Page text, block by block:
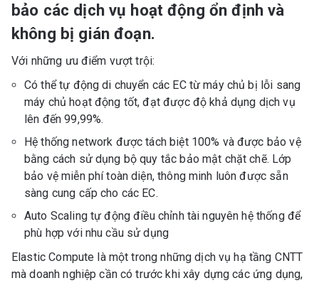
bảo các dịch vụ hoạt động ổn định và
không bị gián đoạn.
Với những ưu điểm vượt trội:
Có thể tự động di chuyển các EC từ máy chủ bị lỗi sang
máy chủ hoạt động tốt, đạt được độ khả dụng dịch vụ
lên đến 99,99%.
Hệ thống network được tách biệt 100% và được bảo vệ
bằng cách sử dụng bộ quy tắc bảo mật chặt chẽ. Lớp
bảo vệ miễn phí toàn diện, thông minh luôn được sẵn
sàng cung cấp cho các EC.
Auto Scaling tự động điều chỉnh tài nguyên hệ thống để
phù hợp với nhu cầu sử dụng
Elastic Compute là một trong những dịch vụ hạ tầng CNTT
mà doanh nghiệp cần có trước khi xây dựng các ứng dụng,